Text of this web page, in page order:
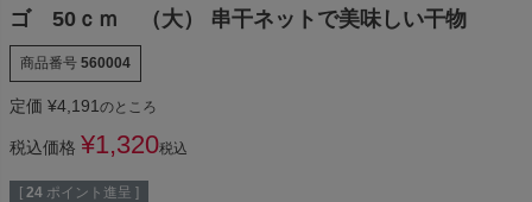
ゴ 50ｃｍ （大） 串干ネットで美味しい干物
商品番号 560004
定価 ¥4,191 のところ
税込価格 ¥1,320税込
[ 24 ポイント進呈 ]